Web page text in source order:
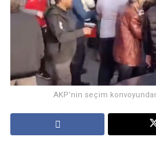
AKP’nin seçim